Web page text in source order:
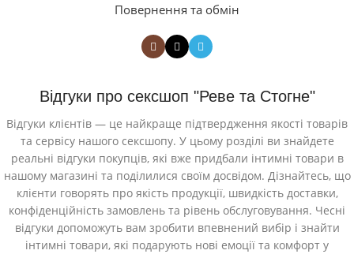
Повернення та обмін
Відгуки про сексшоп "Реве та Стогне"
Відгуки клієнтів — це найкраще підтвердження якості товарів
та сервісу нашого сексшопу. У цьому розділі ви знайдете
реальні відгуки покупців, які вже придбали інтимні товари в
нашому магазині та поділилися своїм досвідом. Дізнайтесь, що
клієнти говорять про якість продукції, швидкість доставки,
конфіденційність замовлень та рівень обслуговування. Чесні
відгуки допоможуть вам зробити впевнений вибір і знайти
інтимні товари, які подарують нові емоції та комфорт у